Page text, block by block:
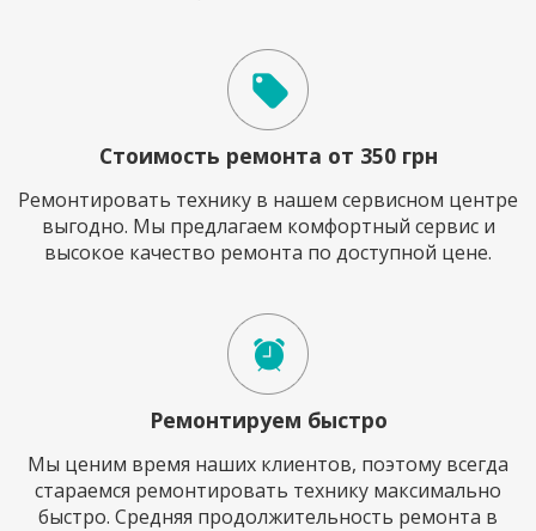
Стоимость ремонта от 350 грн
Ремонтировать технику в нашем сервисном центре
выгодно. Мы предлагаем комфортный сервис и
высокое качество ремонта по доступной цене.
Ремонтируем быстро
Мы ценим время наших клиентов, поэтому всегда
стараемся ремонтировать технику максимально
быстро. Средняя продолжительность ремонта в